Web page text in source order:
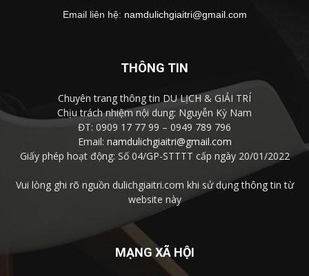
Email liên hệ: namdulichgiaitri@gmail.com
THÔNG TIN
Chuyên trang thông tin DU LỊCH & GIẢI TRÍ
Chịu trách nhiệm nội dung: Nguyễn Kỳ Nam
ĐT: 0909 17 77 99 – 0949 789 796
Email: namdulichgiaitri@gmail.com
Giấy phép hoạt động: Số 04/GP-STTTT cấp ngày 20/01/2022
Vui lòng ghi rõ nguồn dulichgiaitri.com khi sử dụng thông tin từ
website này
MẠNG XÃ HỘI